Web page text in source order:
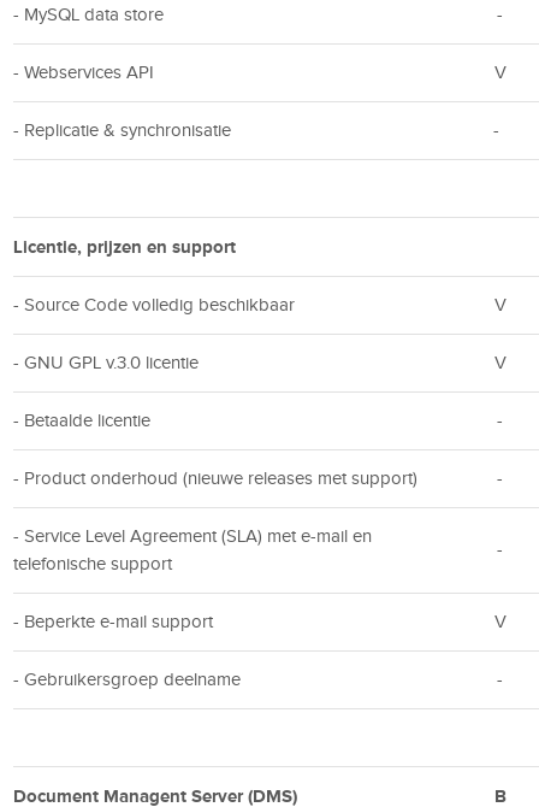
- MySQL data store -
- Webservices API V
- Replicatie & synchronisatie -
Licentie, prijzen en support
- Source Code volledig beschikbaar V
- GNU GPL v.3.0 licentie V
- Betaalde licentie -
- Product onderhoud (nieuwe releases met support) -
- Service Level Agreement (SLA) met e-mail en
telefonische support
-
- Beperkte e-mail support V
- Gebruikersgroep deelname -
Document Managent Server (DMS) B